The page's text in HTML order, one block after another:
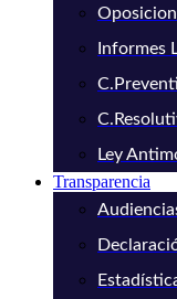
Informes
Ley
Transparencia